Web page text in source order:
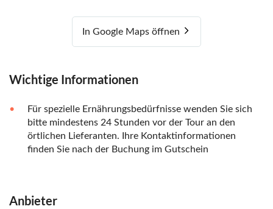
In Google Maps öffnen
Wichtige Informationen
Für spezielle Ernährungsbedürfnisse wenden Sie sich
bitte mindestens 24 Stunden vor der Tour an den
örtlichen Lieferanten. Ihre Kontaktinformationen
finden Sie nach der Buchung im Gutschein
Anbieter